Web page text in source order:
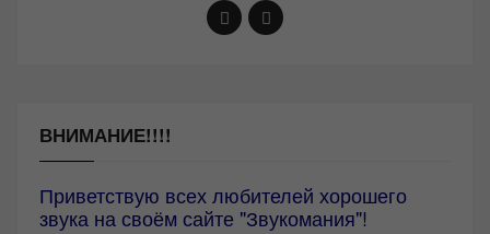
ВНИМАНИЕ!!!!
Приветствую всех любителей хорошего
звука на своём сайте "Звукомания"!